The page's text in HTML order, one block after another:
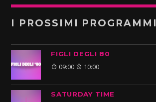
I PROSSIMI PROGRAMMI
FIGLI DEGLI 80
09:00 10:00
SATURDAY TIME